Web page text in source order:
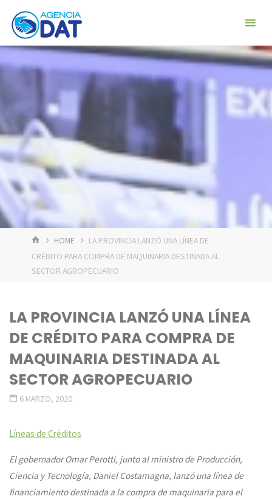
content
HOMEHOME
LA PROVINCIA LANZÓ UNA LÍNEA DE
CRÉDITO PARA COMPRA DE MAQUINARIA DESTINADA AL
SECTOR AGROPECUARIO
LA PROVINCIA LANZÓ UNA LÍNEA
DE CRÉDITO PARA COMPRA DE
MAQUINARIA DESTINADA AL
SECTOR AGROPECUARIO
6 MARZO, 2020
Líneas de Créditos
El gobernador Omar Perotti, junto al ministro de Producción,
Ciencia y Tecnología, Daniel Costamagna, lanzó una línea de
financiamiento destinada a la compra de maquinaria para el